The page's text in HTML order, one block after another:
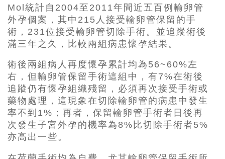
Mol統計自2004至2011年間近五百例輸卵管
外孕個案，其中215人接受輸卵管保留的手
術，231位接受輸卵管切除手術。並追蹤術後
滿三年之久，比較兩組病患懷孕結果。
術後兩組病人再度懷孕累計均為56~60%左
右，但輸卵管保留手術這組中，有7%在術後
追蹤仍有懷孕組織殘留，必須再次接受手術或
藥物處理，這現象在切除輸卵管的病患中發生
率不到1%；再者，保留輸卵管手術者日後再
次發生子宮外孕的機率為8%比切除手術者5%
亦高出一些。